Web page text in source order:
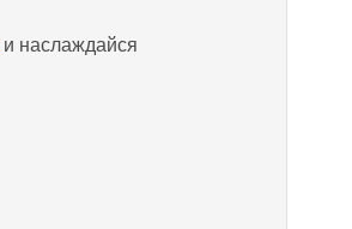
и наслаждайся